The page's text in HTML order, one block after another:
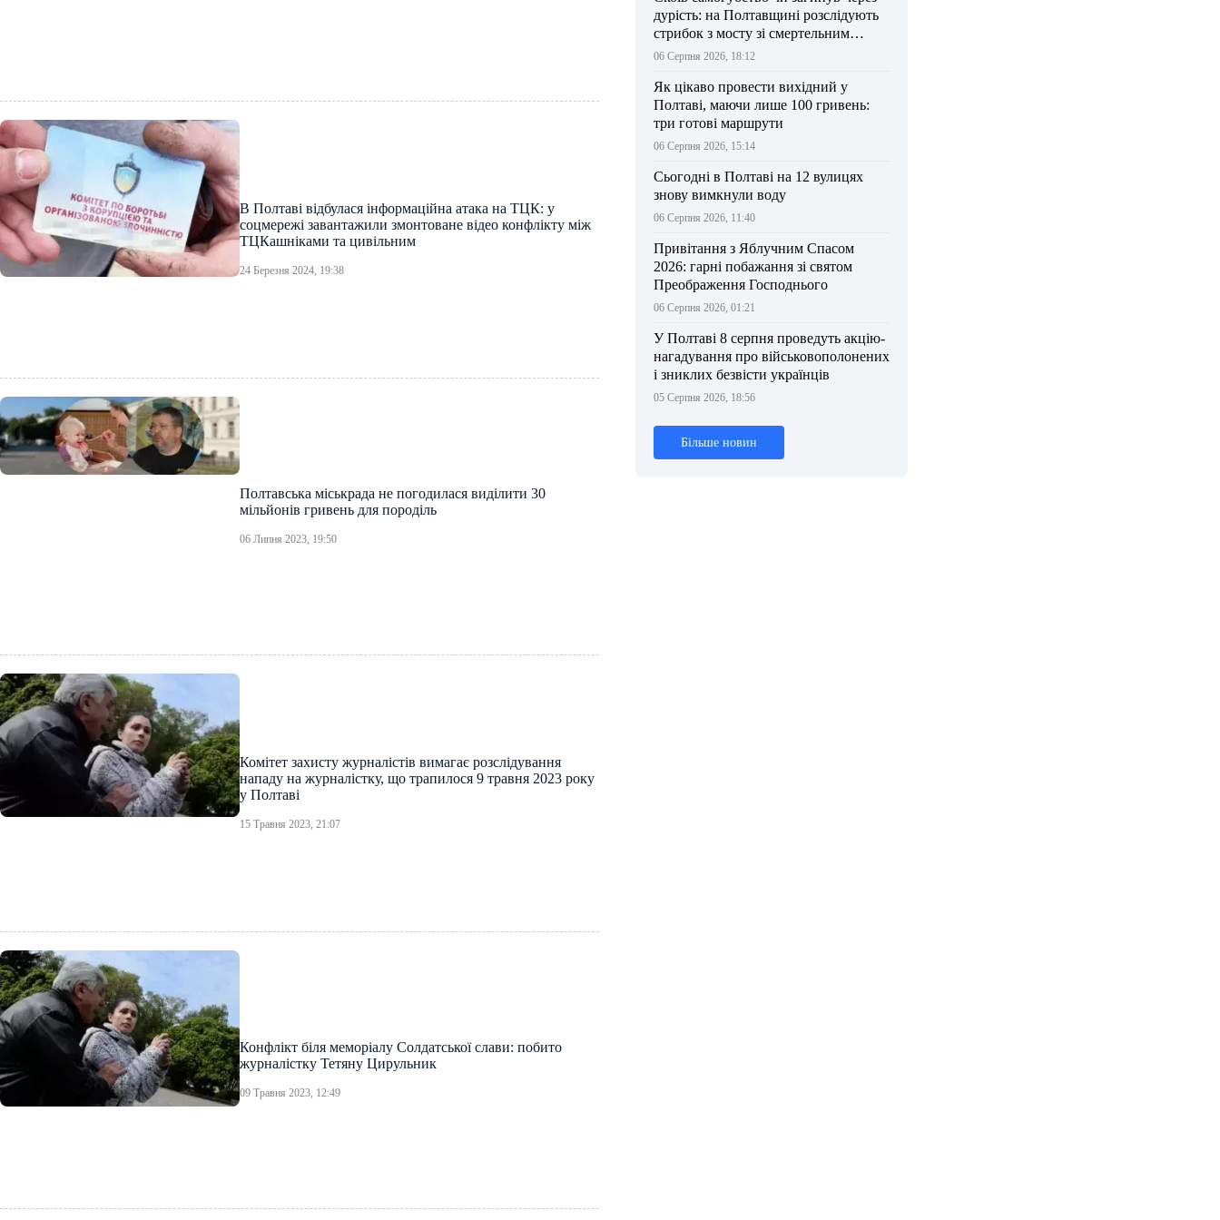
В Полтаві відбулася інформаційна атака на ТЦК: у
соцмережі завантажили змонтоване відео конфлікту між
ТЦКашніками та цивільним
24 Березня 2024, 19:38
Полтавська міськрада не погодилася виділити 30
мільйонів гривень для породіль
06 Липня 2023, 19:50
Комітет захисту журналістів вимагає розслідування
нападу на журналістку, що трапилося 9 травня 2023 року
у Полтаві
15 Травня 2023, 21:07
Конфлікт біля меморіалу Солдатської слави: побито
журналістку Тетяну Цирульник
09 Травня 2023, 12:49
дурість: на Полтавщині розслідують
стрибок з мосту зі смертельним
результатом
06 Серпня 2026, 18:12
Як цікаво провести вихідний у
Полтаві, маючи лише 100 гривень:
три готові маршрути
06 Серпня 2026, 15:14
Сьогодні в Полтаві на 12 вулицях
знову вимкнули воду
06 Серпня 2026, 11:40
Привітання з Яблучним Спасом
2026: гарні побажання зі святом
Преображення Господнього
06 Серпня 2026, 01:21
У Полтаві 8 серпня проведуть акцію-
нагадування про військовополонених
і зниклих безвісти українців
05 Серпня 2026, 18:56
Більше новин